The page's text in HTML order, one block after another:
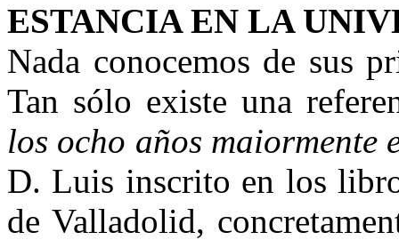
ESTANCIA EN LA
Nada conocemos de sus
Tan sólo existe una
los ocho años maiormente
D. Luis inscrito en los
de Valladolid,